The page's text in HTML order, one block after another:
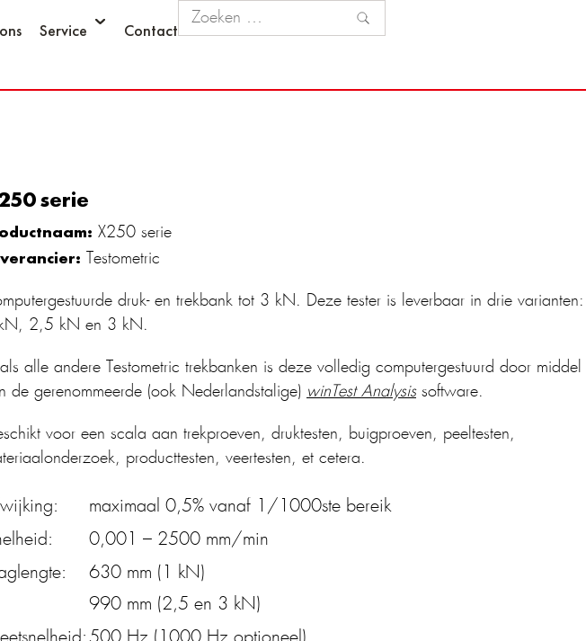
Service Contact
serie
X250 serie
Testometric
druk- en trekbank tot 3 kN. Deze tester is leverbaar in drie varianten:
kN, 2,5 kN en 3 kN.
alle andere Testometric trekbanken is deze volledig computergestuurd door middel
de gerenommeerde (ook Nederlandstalige) winTest Analysissoftware.
voor een scala aan trekproeven, druktesten, buigproeven, peeltesten,
producttesten, veertesten, et cetera.
maximaal 0,5% vanaf 1/1000ste bereik
0,001 – 2500 mm/min
630 mm (1 kN)
990 mm (2,5 en 3 kN)